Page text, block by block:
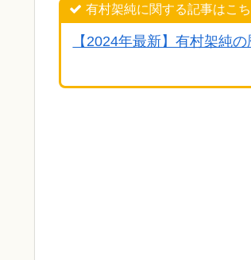
有村架純に関する記事はこ
【2024年最新】有村架純